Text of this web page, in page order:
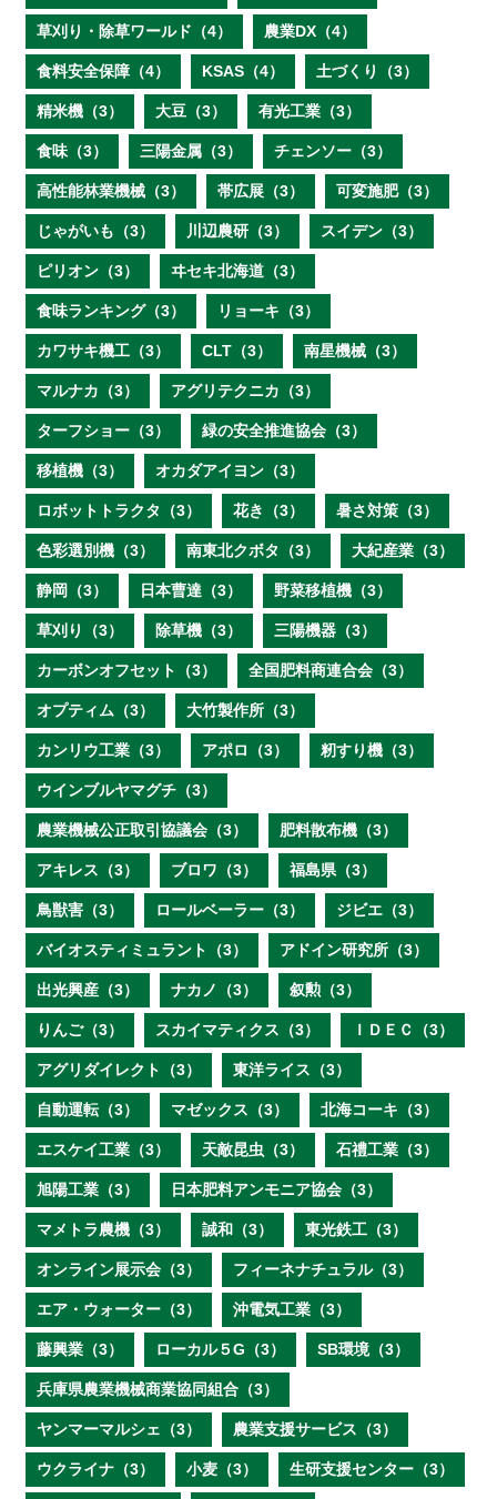
草刈り・除草ワールド（4） 農業DX（4）
食料安全保障（4） KSAS（4） 土づくり（3）
精米機（3） 大豆（3） 有光工業（3）
食味（3） 三陽金属（3） チェンソー（3）
高性能林業機械（3） 帯広展（3） 可変施肥（3）
じゃがいも（3） 川辺農研（3） スイデン（3）
ピリオン（3） ヰセキ北海道（3）
食味ランキング（3） リョーキ（3）
カワサキ機工（3） CLT（3） 南星機械（3）
マルナカ（3） アグリテクニカ（3）
ターフショー（3） 緑の安全推進協会（3）
移植機（3） オカダアイヨン（3）
ロボットトラクタ（3） 花き（3） 暑さ対策（3）
色彩選別機（3） 南東北クボタ（3） 大紀産業（3）
静岡（3） 日本曹達（3） 野菜移植機（3）
草刈り（3） 除草機（3） 三陽機器（3）
カーボンオフセット（3） 全国肥料商連合会（3）
オプティム（3） 大竹製作所（3）
カンリウ工業（3） アポロ（3） 籾すり機（3）
ウインブルヤマグチ（3）
農業機械公正取引協議会（3） 肥料散布機（3）
アキレス（3） ブロワ（3） 福島県（3）
鳥獣害（3） ロールベーラー（3） ジビエ（3）
バイオスティミュラント（3） アドイン研究所（3）
出光興産（3） ナカノ（3） 叙勲（3）
りんご（3） スカイマティクス（3） ＩＤＥＣ（3）
アグリダイレクト（3） 東洋ライス（3）
自動運転（3） マゼックス（3） 北海コーキ（3）
エスケイ工業（3） 天敵昆虫（3） 石禮工業（3）
旭陽工業（3） 日本肥料アンモニア協会（3）
マメトラ農機（3） 誠和（3） 東光鉄工（3）
オンライン展示会（3） フィーネナチュラル（3）
エア・ウォーター（3） 沖電気工業（3）
藤興業（3） ローカル５G（3） SB環境（3）
兵庫県農業機械商業協同組合（3）
ヤンマーマルシェ（3） 農業支援サービス（3）
ウクライナ（3） 小麦（3） 生研支援センター（3）